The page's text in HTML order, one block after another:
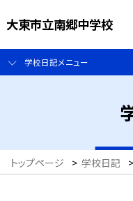
大東市立南郷中学校
学校日記メニュー
トップページ > 学校日記 >